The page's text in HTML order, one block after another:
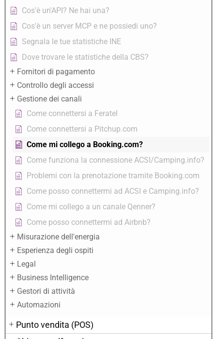
Cos'è un'API? Ne hai una?
Cos'è un server MCP e ne possiedi uno?
Segnala le tue statistiche INE
Dove trovare le statistiche della CBS?
Fornitori di pagamento
Controllo degli accessi
Gestione dei canali
Come connettersi a Feratel
Come connettersi a Pitchup.com
Come mi collego a Booking.com?
Come funziona la connessione ACSI/Camping.info?
Problemi con la prenotazione tramite Booking.com
Come posso connettermi ad ACSI e Camping.info?
Come mi collego a un canale Qenner?
Come posso connettermi ad Airbnb?
Misurazione dell'energia
Esperienza degli ospiti
Legal
Business Intelligence
Gestori di attività
Automazioni
Punto vendita (POS)